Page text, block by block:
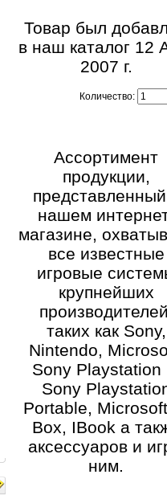
Товар был
в наш каталог 12
2007 г.
Количество:
Ассортимент
продукции,
нашем
магазине,
все известные
игровые
крупнейших
таких как Sony,
Nintendo,
Sony Playstation
Sony
Portable,
Box, IBook а
аксессуаров и
ним.